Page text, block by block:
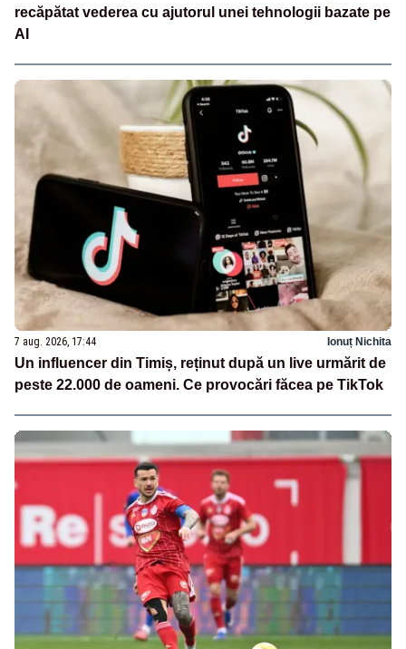
recăpătat vederea cu ajutorul unei tehnologii bazate pe
AI
7 aug. 2026, 17:44 Ionuț Nichita
Un influencer din Timiș, reținut după un live urmărit de
peste 22.000 de oameni. Ce provocări făcea pe TikTok